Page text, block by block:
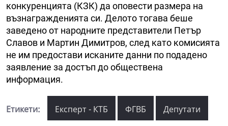
конкуренцията (КЗК) да оповести размера на
възнагражденията си. Делото тогава беше
заведено от народните представители Петър
Славов и Мартин Димитров, след като комисията
не им предостави исканите данни по подадено
заявление за достъп до обществена
информация.
Етикети: Експерт - КТБ ФГВБ Депутати